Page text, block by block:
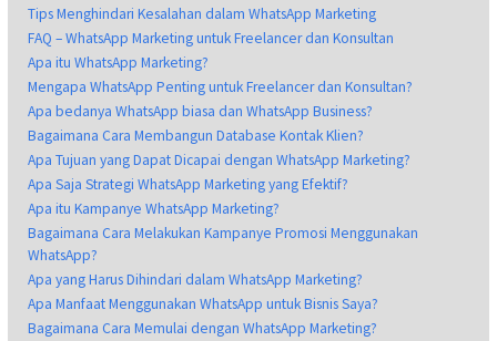
Tips Menghindari Kesalahan dalam WhatsApp Marketing
FAQ – WhatsApp Marketing untuk Freelancer dan Konsultan
Apa itu WhatsApp Marketing?
Mengapa WhatsApp Penting untuk Freelancer dan Konsultan?
Apa bedanya WhatsApp biasa dan WhatsApp Business?
Bagaimana Cara Membangun Database Kontak Klien?
Apa Tujuan yang Dapat Dicapai dengan WhatsApp Marketing?
Apa Saja Strategi WhatsApp Marketing yang Efektif?
Apa itu Kampanye WhatsApp Marketing?
Bagaimana Cara Melakukan Kampanye Promosi Menggunakan
WhatsApp?
Apa yang Harus Dihindari dalam WhatsApp Marketing?
Apa Manfaat Menggunakan WhatsApp untuk Bisnis Saya?
Bagaimana Cara Memulai dengan WhatsApp Marketing?